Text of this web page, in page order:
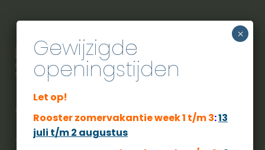
City Sport Veldhoven
Voor een actieve zwembeleving moet u bij ons zijn.
Gewijzigde
openingstijden
Let op!
Rooster zomervakantie week 1 t/m 3:13
juli t/m 2 augustus
×